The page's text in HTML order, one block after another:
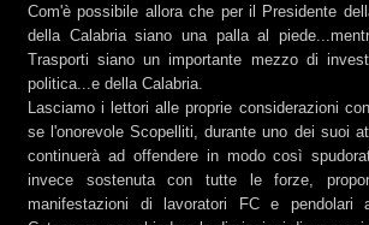
Com'è possibile allora che per il Presidente
della Calabria siano una palla al
Trasporti siano un importante mezzo di
politica...e della Calabria.
Lasciamo i lettori alle proprie considerazioni
se l'onorevole Scopelliti, durante uno dei suoi
continuerà ad offendere in modo così
invece sostenuta con tutte le forze,
manifestazioni di lavoratori FC e pendolari